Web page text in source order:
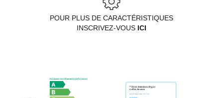
POUR PLUS DE CARACTÉRISTIQUES
INSCRIVEZ-VOUS ICI